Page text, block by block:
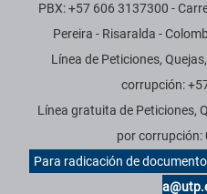
PBX: +57 606 3137300 -
Pereira - Risaralda -
Línea de Peticiones,
corrupción:
Línea gratuita de Peticiones,
por corrupción:
Para radicación de